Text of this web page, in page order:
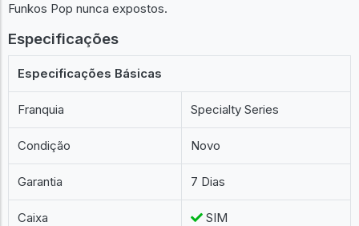
Funkos Pop nunca expostos.
Especificações
Especificações Básicas
Franquia Specialty Series
Condição Novo
Garantia 7 Dias
Caixa SIM